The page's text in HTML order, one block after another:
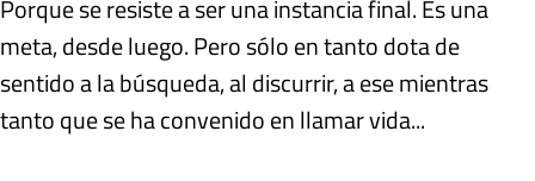
Porque se resiste a ser una instancia final. Es una
meta, desde luego. Pero sólo en tanto dota de
sentido a la búsqueda, al discurrir, a ese mientras
tanto que se ha convenido en llamar vida...